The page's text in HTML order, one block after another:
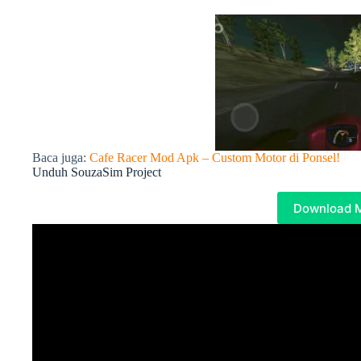
Baca juga: Cafe Racer Mod Apk – Custom Motor di Ponsel!
Unduh SouzaSim Project
Download